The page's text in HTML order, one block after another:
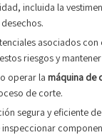
incluida la
asociados
riesgos y
operar la máquina de
de corte.
segura y eficiente